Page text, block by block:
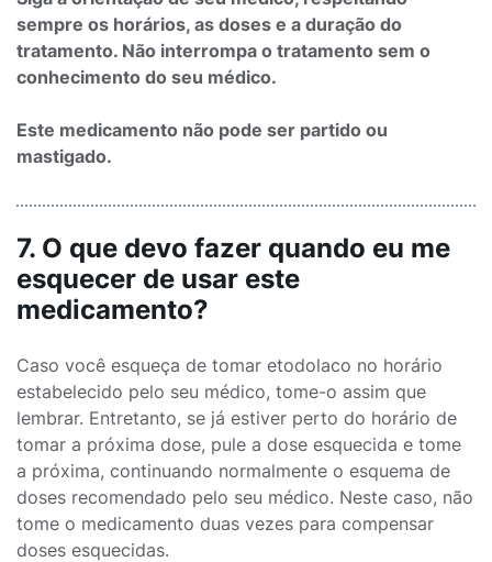
sempre os horários, as doses e a duração do
tratamento. Não interrompa o tratamento sem o
conhecimento do seu médico.
Este medicamento não pode ser partido ou
mastigado.
7. O que devo fazer quando eu me
esquecer de usar este
medicamento?
Caso você esqueça de tomar etodolaco no horário
estabelecido pelo seu médico, tome-o assim que
lembrar. Entretanto, se já estiver perto do horário de
tomar a próxima dose, pule a dose esquecida e tome
a próxima, continuando normalmente o esquema de
doses recomendado pelo seu médico. Neste caso, não
tome o medicamento duas vezes para compensar
doses esquecidas.